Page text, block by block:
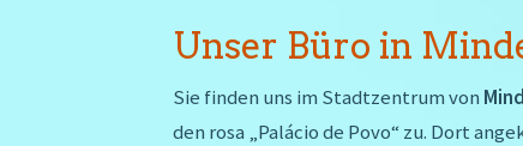
Unser Büro in
Sie finden uns im Stadtzentrum von
den rosa „Palácio de Povo“ zu. Dort